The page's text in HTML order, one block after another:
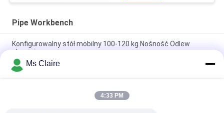
Pipe Workbench
Konfigurowalny stół mobilny 100-120 kg Nośność Odlew
aluminiowy
Aluminiowy stół warsztatowy z rur PE ze stali nierdzewnej,
dostosowany do linii produkcyjnej / warsztatu
Gorąca sprzedaż linii produkcyjnej stołu warsztatowego do
Ms Claire
4:33 PM